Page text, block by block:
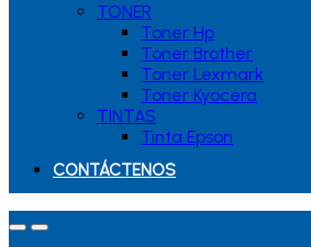
TONER
Toner Hp
Toner Brother
Toner Lexmark
Toner Kyocera
TINTAS
Tinta Epson
CONTÁCTENOS